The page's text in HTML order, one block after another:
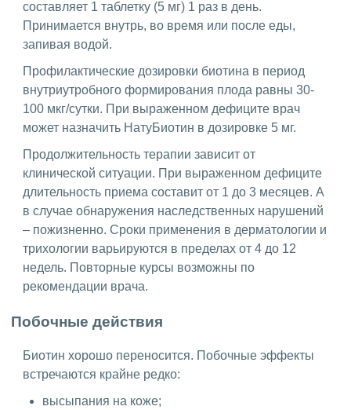
составляет 1 таблетку (5 мг) 1 раз в день.
Принимается внутрь, во время или после еды,
запивая водой.
Профилактические дозировки биотина в период
внутриутробного формирования плода равны 30-
100 мкг/сутки. При выраженном дефиците врач
может назначить НатуБиотин в дозировке 5 мг.
Продолжительность терапии зависит от
клинической ситуации. При выраженном дефиците
длительность приема составит от 1 до 3 месяцев. А
в случае обнаружения наследственных нарушений
– пожизненно. Сроки применения в дерматологии и
трихологии варьируются в пределах от 4 до 12
недель. Повторные курсы возможны по
рекомендации врача.
Побочные действия
Биотин хорошо переносится. Побочные эффекты
встречаются крайне редко:
высыпания на коже;